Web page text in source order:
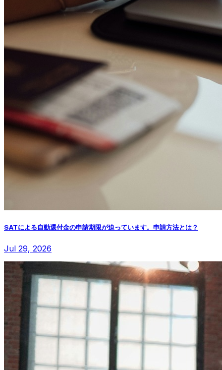
SATによる自動還付金の申請期限が迫っています。申請方法とは？
Jul 29, 2026